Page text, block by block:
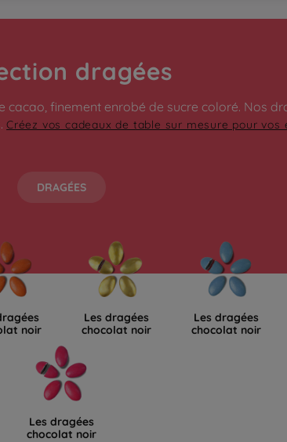
dragées
finement enrobé de sucre coloré. Nos
Créez vos cadeaux de table sur mesure pour vos
DRAGÉES
noir
Les dragées
chocolat noir
Les dragées
chocolat noir
Les dragées
chocolat noir